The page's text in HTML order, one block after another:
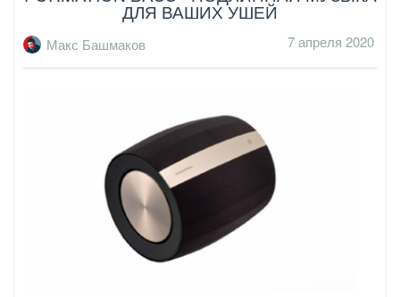
ДЛЯ ВАШИХ УШЕЙ
Макс Башмаков 7 апреля 2020